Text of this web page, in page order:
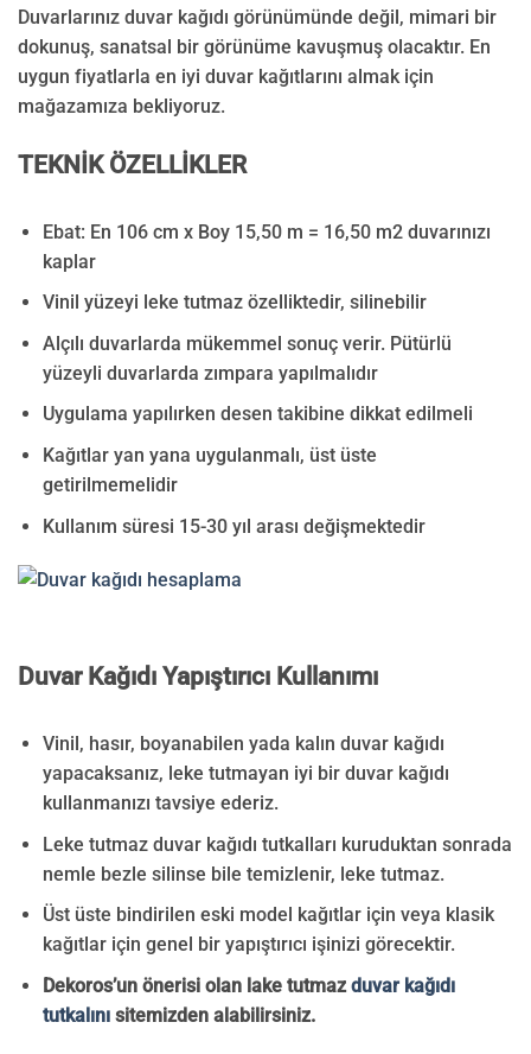
Duvarlarınız duvar kağıdı görünümünde değil, mimari bir
dokunuş, sanatsal bir görünüme kavuşmuş olacaktır. En
uygun fiyatlarla en iyi duvar kağıtlarını almak için
mağazamıza bekliyoruz.
TEKNİK ÖZELLİKLER
Ebat: En 106 cm x Boy 15,50 m = 16,50 m2 duvarınızı
kaplar
Vinil yüzeyi leke tutmaz özelliktedir, silinebilir
Alçılı duvarlarda mükemmel sonuç verir. Pütürlü
yüzeyli duvarlarda zımpara yapılmalıdır
Uygulama yapılırken desen takibine dikkat edilmeli
Kağıtlar yan yana uygulanmalı, üst üste
getirilmemelidir
Kullanım süresi 15-30 yıl arası değişmektedir
Duvar Kağıdı Yapıştırıcı Kullanımı
Vinil, hasır, boyanabilen yada kalın duvar kağıdı
yapacaksanız, leke tutmayan iyi bir duvar kağıdı
kullanmanızı tavsiye ederiz.
Leke tutmaz duvar kağıdı tutkalları kuruduktan sonrada
nemle bezle silinse bile temizlenir, leke tutmaz.
Üst üste bindirilen eski model kağıtlar için veya klasik
kağıtlar için genel bir yapıştırıcı işinizi görecektir.
Dekoros’un önerisi olan lake tutmazduvar kağıdı
tutkalınısitemizden alabilirsiniz.